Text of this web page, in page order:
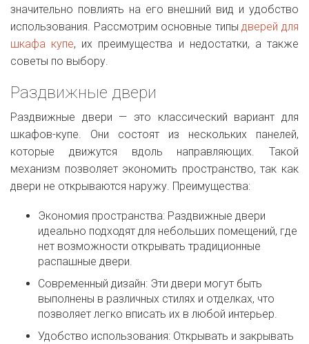
значительно повлиять на его внешний вид и удобство
использования. Рассмотрим основные типыдверей для
шкафа купе, их преимущества и недостатки, а также
советы по выбору.
Раздвижные двери
Раздвижные двери — это классический вариант для
шкафов-купе. Они состоят из нескольких панелей,
которые движутся вдоль направляющих. Такой
механизм позволяет экономить пространство, так как
двери не открываются наружу. Преимущества:
Экономия пространства: Раздвижные двери
идеально подходят для небольших помещений, где
нет возможности открывать традиционные
распашные двери.
Современный дизайн: Эти двери могут быть
выполнены в различных стилях и отделках, что
позволяет легко вписать их в любой интерьер.
Удобство использования: Открывать и закрывать